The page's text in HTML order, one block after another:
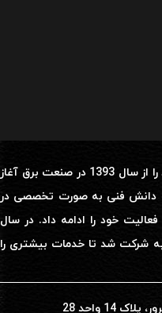
شرکت تامین صنعت رامان فعالیت خود را از سال 1393 در صنعت برق آغاز
دانش فنی به صورت تخصصی در
خود را ادامه داد. در سال
به شرکت شد تا خدمات بیشتری را
واحد 28